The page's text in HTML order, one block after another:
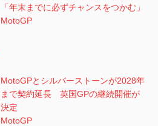
「年末までに必ずチャンスをつかむ」
MotoGP
MotoGPとシルバーストーンが2028年
まで契約延長 英国GPの継続開催が
決定
MotoGP